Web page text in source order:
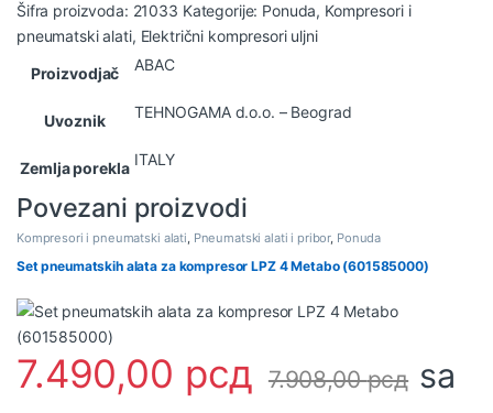
Šifra proizvoda: 21033 Kategorije: Ponuda, Kompresori i
pneumatski alati, Električni kompresori uljni
Proizvodjač
ABAC
Uvoznik TEHNOGAMA d.o.o. – Beograd
Zemlja porekla ITALY
Povezani proizvodi
Kompresori i pneumatski alati, Pneumatski alati i pribor, Ponuda
Set pneumatskih alata za kompresor LPZ 4 Metabo (601585000)
7.490,00 рсд 7.908,00рсд sa